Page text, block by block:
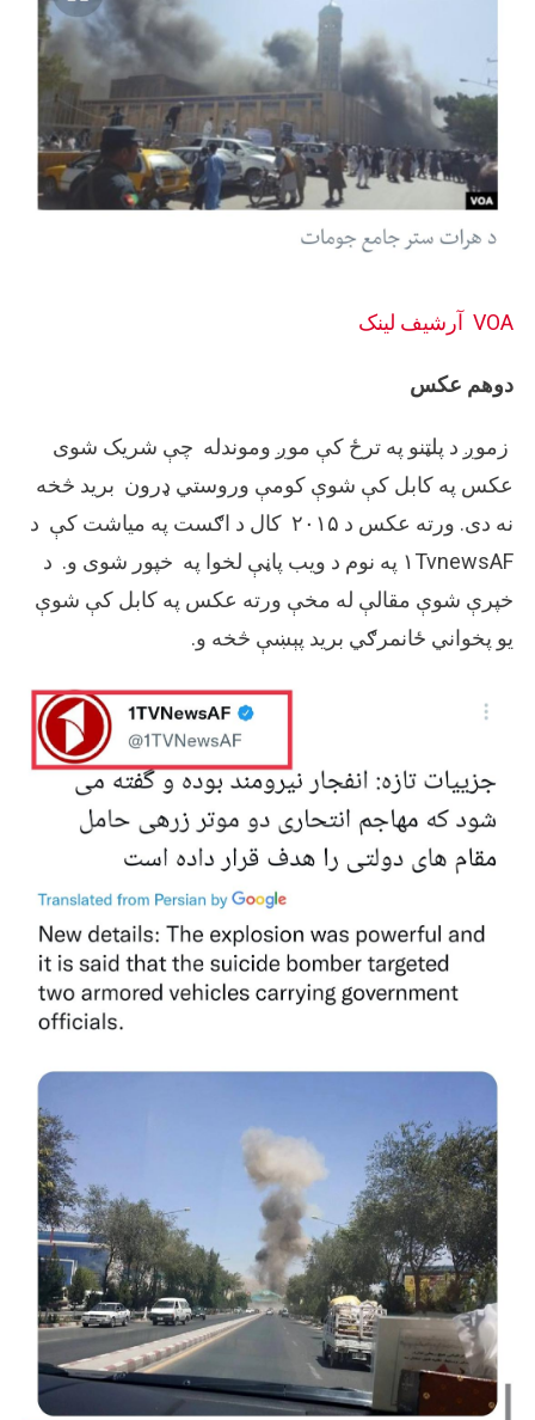
VOA آرشيف لینک
دوهم عکس
زموږ د پلټنو په ترځ کې موږ وموندله چې شریک شوی
عکس په کابل کې شوې کومې وروستي ډرون بريد څخه
نه دی. ورته عکس د ۲۰۱۵ کال د اګست په مياشت کې د
۱TvnewsAF په نوم د ویب پاڼې لخوا په خپور شوی و. د
خپرې شوې مقالې له مخې ورته عکس په کابل کې شوې
يو پخواني ځانمرګي برید پېښې څخه و.